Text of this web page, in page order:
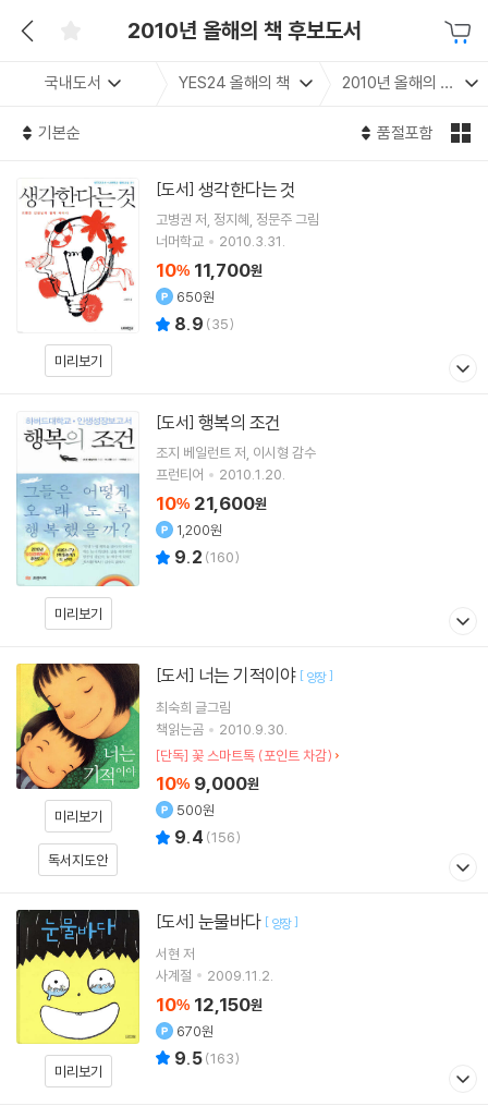
2010년 올해의 책 후보도서
국내도서 YES24 올해의 책 2010년 올해의 책 후보도서
기본순 품절포함
미리보기
[도서] 생각한다는 것
고병권 저 정지혜 정문주그림
너머학교
2010.3.31.
10% 11,700원
650원
8.9 (35)
미리보기
[도서] 행복의 조건
조지 베일런트 저 이시형 감수
프런티어
2010.1.20.
10% 21,600원
1,200원
9.2 (160)
미리보기
독서지도안
[도서] 너는 기적이야 [ 양장]
최숙희 글그림
책읽는곰
2010.9.30.
[단독] 꽃 스마트톡 (포인트 차감)
10% 9,000원
500원
9.4 (156)
미리보기
[도서] 눈물바다 [ 양장]
서현 저
사계절
2009.11.2.
10% 12,150원
670원
9.5(163)